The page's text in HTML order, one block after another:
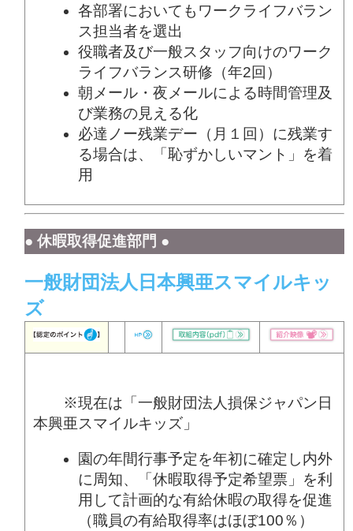
各部署においてもワークライフバラン
ス担当者を選出
役職者及び一般スタッフ向けのワーク
ライフバランス研修（年2回）
朝メール・夜メールによる時間管理及
び業務の見える化
必達ノー残業デー（月１回）に残業す
る場合は、「恥ずかしいマント」を着
用
● 休暇取得促進部門 ●
一般財団法人日本興亜スマイルキッ
ズ
※現在は「一般財団法人損保ジャパン日
本興亜スマイルキッズ」
園の年間行事予定を年初に確定し内外
に周知、「休暇取得予定希望票」を利
用して計画的な有給休暇の取得を促進
（職員の有給取得率はほぼ100％）